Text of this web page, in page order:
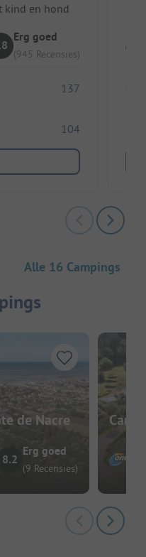
kind en hond
Erg goed
(945 Recensies)
137
104
Alle 16 Campings
de Nacre
8.2
Erg goed
(9 Recensies)